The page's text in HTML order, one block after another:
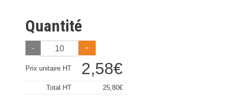
Quantité
- +
Prix unitaire HT 2,58€
Total HT 25,80€